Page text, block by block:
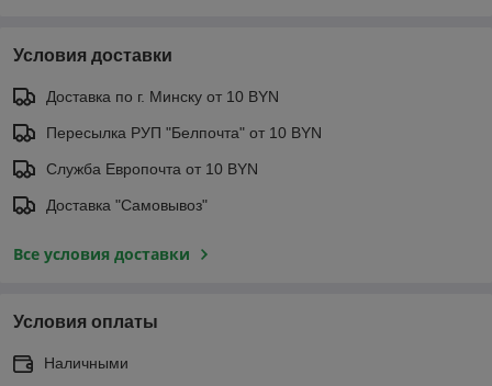
Условия доставки
Доставка по г. Минску от 10 BYN
Пересылка РУП "Белпочта" от 10 BYN
Служба Европочта от 10 BYN
Доставка "Самовывоз"
Все условия доставки
Условия оплаты
Наличными